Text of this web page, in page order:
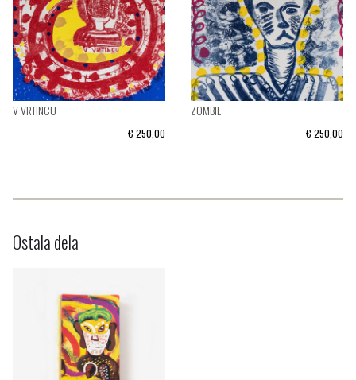
V VRTINCU
€ 250,00
ZOMBIE
€ 250,00
Ostala dela